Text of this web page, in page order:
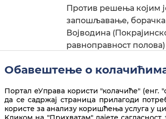
Против решења којим
запошљавање, борачка
Војводина
равноправност
Обавештење о
Портал еУправа користи "колачиће" (енг.
да се садржај страница прилагоди
користе за анализу коришћења услуга у